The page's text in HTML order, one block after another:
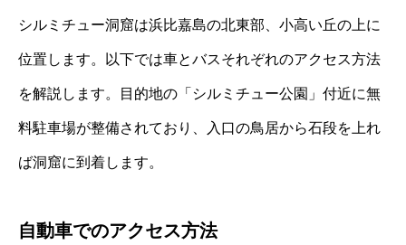
シルミチュー洞窟は浜比嘉島の北東部、小高い丘の上に
位置します。以下では車とバスそれぞれのアクセス方法
を解説します。目的地の「シルミチュー公園」付近に無
料駐車場が整備されており、入口の鳥居から石段を上れ
ば洞窟に到着します。
自動車でのアクセス方法